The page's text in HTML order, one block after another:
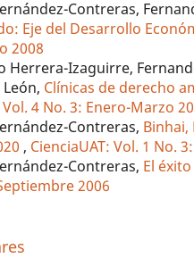
Contreras,
Eje del Desarrollo
2008
Herrera-Izaguirre,
Clínicas de derecho
Vol. 4 No. 3: Enero-Marzo
Contreras, Binhai,
, CienciaUAT: Vol. 1 No.
Contreras, El
2006